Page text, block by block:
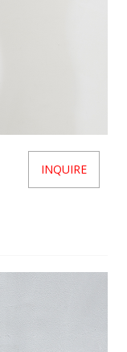
INQUIRE